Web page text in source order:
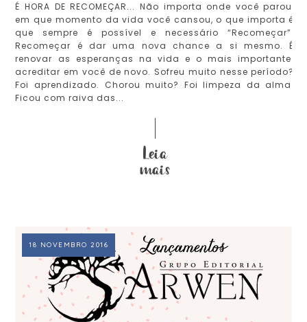
É HORA DE RECOMEÇAR... Não importa onde você parou,
em que momento da vida você cansou, o que importa é
que sempre é possível e necessário “Recomeçar”.
Recomeçar é dar uma nova chance a si mesmo. É
renovar as esperanças na vida e o mais importante:
acreditar em você de novo. Sofreu muito nesse período?
Foi aprendizado. Chorou muito? Foi limpeza da alma.
Ficou com raiva das...
18 NOVEMBRO 2016